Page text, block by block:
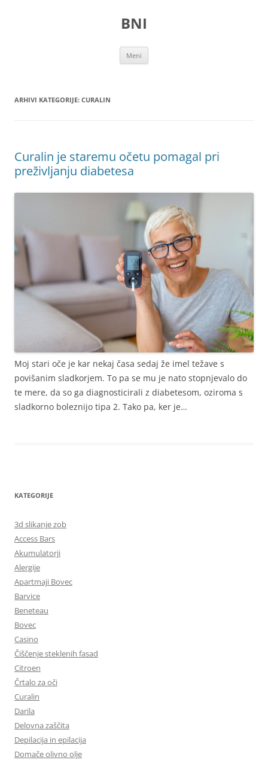
BNI
Meni
ARHIVI KATEGORIJE: CURALIN
Curalin je staremu očetu pomagal pri
preživljanju diabetesa
Moj stari oče je kar nekaj časa sedaj že imel težave s
povišanim sladkorjem. To pa se mu je nato stopnjevalo do
te mere, da so ga diagnosticirali z diabetesom, oziroma s
sladkorno boleznijo tipa 2. Tako pa, ker je…
KATEGORIJE
3d slikanje zob
Access Bars
Akumulatorji
Alergije
Apartmaji Bovec
Barvice
Beneteau
Bovec
Casino
Čiščenje steklenih fasad
Citroen
Črtalo za oči
Curalin
Darila
Delovna zaščita
Depilacija in epilacija
Domače olivno olje